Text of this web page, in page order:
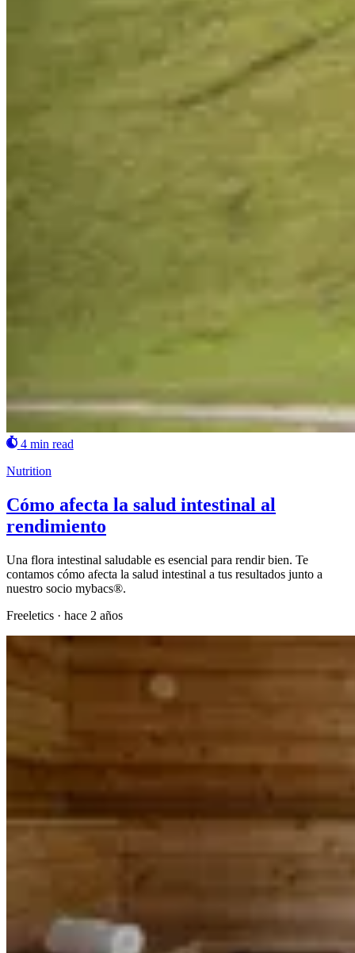
4 min read
Nutrition
Cómo afecta la salud intestinal al
rendimiento
Una flora intestinal saludable es esencial para rendir bien. Te
contamos cómo afecta la salud intestinal a tus resultados junto a
nuestro socio mybacs®.
Freeletics · hace 2 años